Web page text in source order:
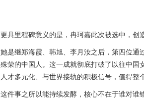
更具里程碑意义的是，冉珂嘉此次被选中，创
她是继郑海霞、韩旭、李月汝之后，第四位通
殊荣的中国人。这一成就彻底打破了以往中国
人才多元化、与世界接轨的积极信号，值得整
这件事之所以能持续发酵，核心不在于谁对谁